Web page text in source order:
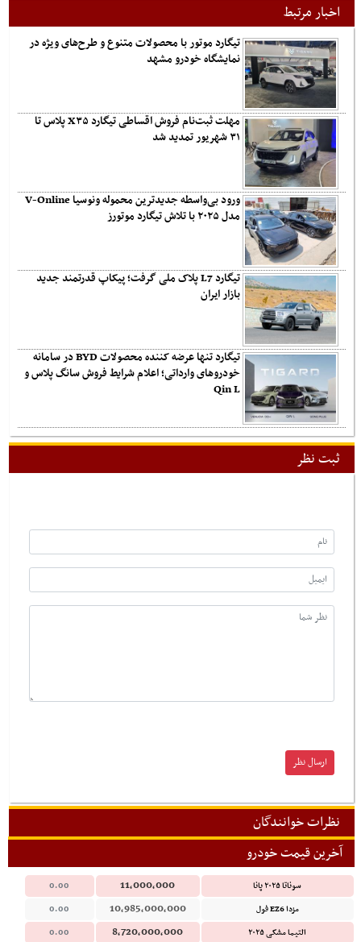
اخبار مرتبط
تیگارد موتور با محصولات متنوع و طرح‌های ویژه در
نمایشگاه خودرو مشهد
مهلت ثبت‌نام فروش اقساطی تیگارد X۳۵ پلاس تا
۳۱ شهریور تمدید شد
ورود بی‌واسطه جدیدترین محموله ونوسیا V-Online
مدل ۲۰۲۵ با تلاش تیگارد موتورز
تیگارد L7 پلاک ملی گرفت؛ پیکاپ قدرتمند جدید
بازار ایران
تیگارد تنها عرضه کننده محصولات BYD در سامانه
خودروهای وارداتی؛ اعلام شرایط فروش سانگ پلاس و
Qin L
ثبت نظر
نظرات خوانندگان
آخرین قیمت خودرو
سوناتا ۲۰۲۵ پانا 11,000,000
0.00
مزدا EZ6 فول
10,985,000,000
0.00
التیما مشکی ۲۰۲۵
8,720,000,000
0.00